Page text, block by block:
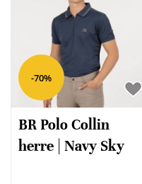
-70%
BR Polo Collin
herre | Navy Sky